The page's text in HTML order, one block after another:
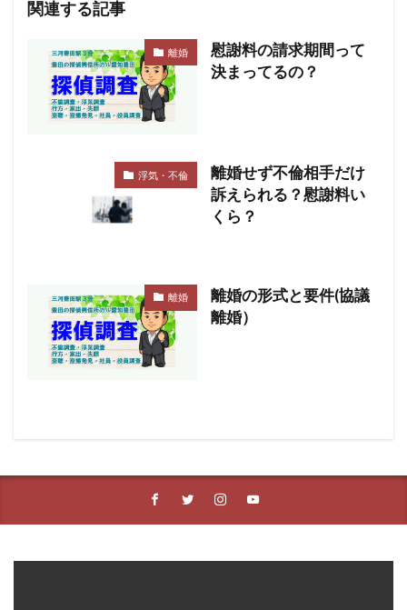
関連する記事
離婚
慰謝料の請求期間って
決まってるの？
浮気・不倫
離婚せず不倫相手だけ
訴えられる？慰謝料い
くら？
離婚
離婚の形式と要件(協議
離婚）